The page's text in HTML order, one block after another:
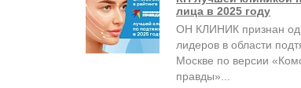
лица в 2025 году
ОН КЛИНИК признан
лидеров в области
Москве по версии
правды»...